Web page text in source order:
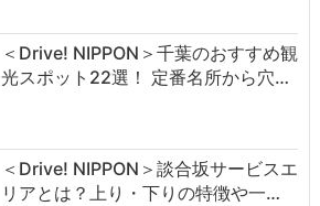
＜Drive! NIPPON＞千葉のおすすめ観
光スポット22選！ 定番名所から穴…
＜Drive! NIPPON＞談合坂サービスエ
リアとは？上り・下りの特徴や一…